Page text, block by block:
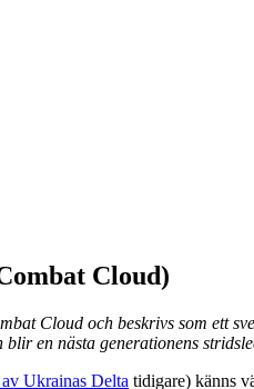
Cloud)
Cloud och beskrivs som ett
en nästa generationens
Ukrainas Delta tidigare) känns